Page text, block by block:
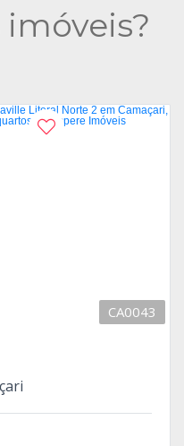
imóveis?
CA0043